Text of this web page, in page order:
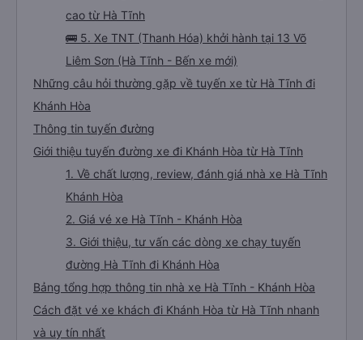
cao từ Hà Tĩnh
🚌 5. Xe TNT (Thanh Hóa) khởi hành tại 13 Võ
Liêm Sơn (Hà Tĩnh - Bến xe mới)
Những câu hỏi thường gặp về tuyến xe từ Hà Tĩnh đi
Khánh Hòa
Thông tin tuyến đường
Giới thiệu tuyến đường xe đi Khánh Hòa từ Hà Tĩnh
1. Về chất lượng, review, đánh giá nhà xe Hà Tĩnh
Khánh Hòa
2. Giá vé xe Hà Tĩnh - Khánh Hòa
3. Giới thiệu, tư vấn các dòng xe chạy tuyến
đường Hà Tĩnh đi Khánh Hòa
Bảng tổng hợp thông tin nhà xe Hà Tĩnh - Khánh Hòa
Cách đặt vé xe khách đi Khánh Hòa từ Hà Tĩnh nhanh
và uy tín nhất